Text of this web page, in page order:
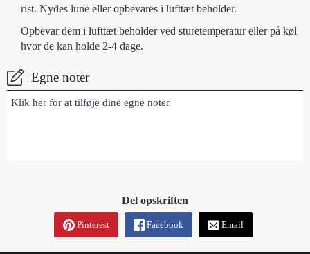
rist. Nydes lune eller opbevares i lufttæt beholder.
Opbevar dem i lufttæt beholder ved sturetemperatur eller på køl
hvor de kan holde 2-4 dage.
Egne noter
Klik her for at tilføje dine egne noter
Del opskriften
Pinterest Facebook Email